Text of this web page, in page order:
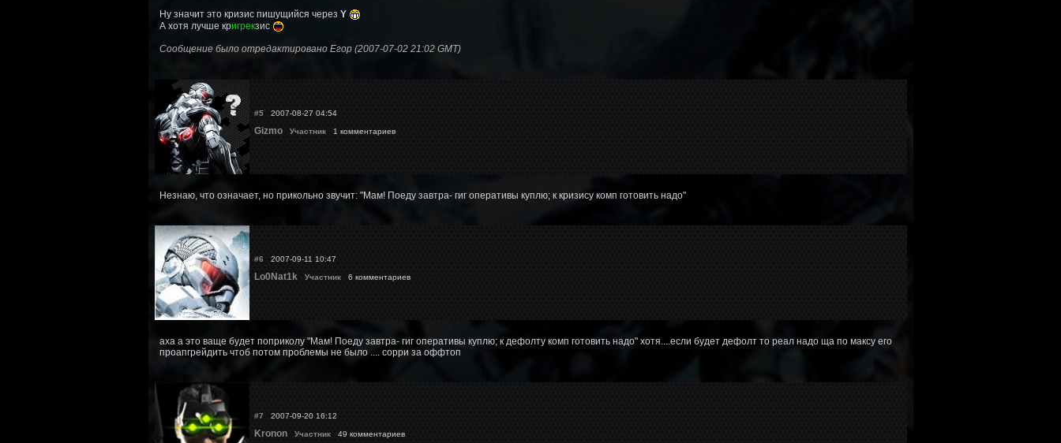
Ну значит это кризис пишущийся через Y
А хотя лучше кригрекзис
Сообщение было отредактировано Егор (2007-07-02 21:02 GMT)
#52007-08-27 04:54
Gizmo Участник1 комментариев
Незнаю, что означает, но прикольно звучит: "Мам! Поеду завтра- гиг оперативы куплю; к кризису комп готовить надо"
#6 2007-09-11 10:47
Lo0Nat1k Участник6 комментариев
аха а это ваще будет поприколу "Мам! Поеду завтра- гиг оперативы куплю; к дефолту комп готовить надо" хотя....если будет дефолт то реал надо ща по максу его
проапгрейдить чтоб потом проблемы не было .... сорри за оффтоп
#7 2007-09-20 16:12
Kronon Участник49 комментариев